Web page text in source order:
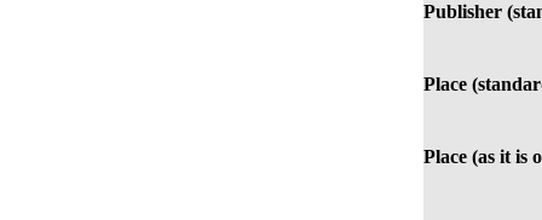
Publisher
Place
Place (as it is